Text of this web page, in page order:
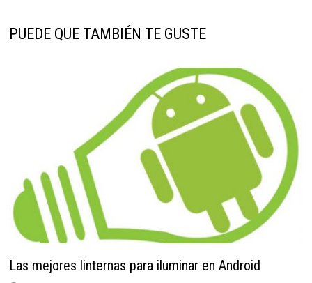
PUEDE QUE TAMBIÉN TE GUSTE
Las mejores linternas para iluminar en Android